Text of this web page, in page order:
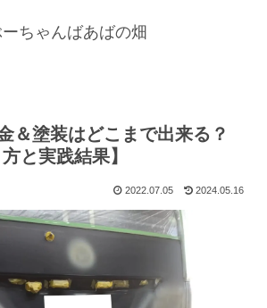
ちゃんばあばの畑
＆塗装はどこまで出来る？
と実践結果】
2022.07.05 2024.05.16